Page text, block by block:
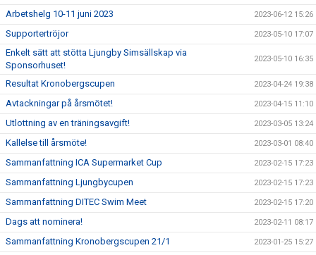
Arbetshelg 10-11 juni 2023 2023-06-12 15:26
Supportertröjor 2023-05-10 17:07
Enkelt sätt att stötta Ljungby Simsällskap via
Sponsorhuset!
2023-05-10 16:35
Resultat Kronobergscupen 2023-04-24 19:38
Avtackningar på årsmötet! 2023-04-15 11:10
Utlottning av en träningsavgift! 2023-03-05 13:24
Kallelse till årsmöte! 2023-03-01 08:40
Sammanfattning ICA Supermarket Cup 2023-02-15 17:23
Sammanfattning Ljungbycupen 2023-02-15 17:23
Sammanfattning DITEC Swim Meet 2023-02-15 17:20
Dags att nominera! 2023-02-11 08:17
Sammanfattning Kronobergscupen 21/1 2023-01-25 15:27